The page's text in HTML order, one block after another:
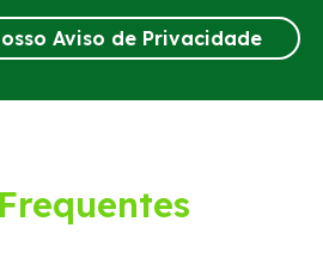
Aviso de Privacidade